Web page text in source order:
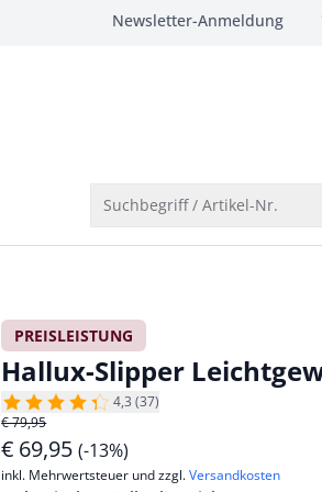
Newsletter-Anmeldung
Suchbegriff / Artikel-Nr.
PREISLEISTUNG
Hallux-Slipper
4,3 (37)
€ 79,95
€ 69,95(-13%)
inkl. Mehrwertsteuer und zzgl.Versandkosten